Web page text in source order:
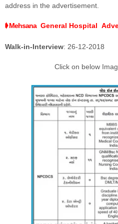
address in the advertisement.
➧ Mehsana General Hospital
Walk-in-Interview: 26-12-2018
Click on below